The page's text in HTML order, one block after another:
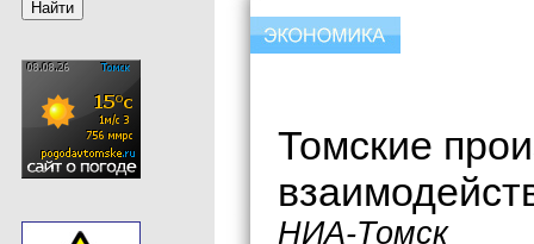
Томские
НИА-Томск